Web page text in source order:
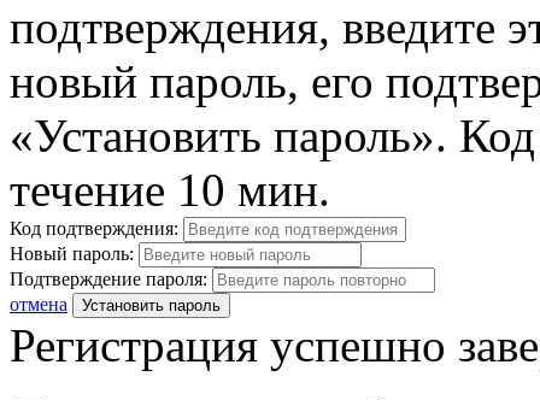
подтверждения, введите
новый пароль, его
«Установить пароль».
течение 10 мин.
Код подтверждения:
Новый пароль:
Подтверждение пароля:
отмена
Установить пароль
Регистрация успешно